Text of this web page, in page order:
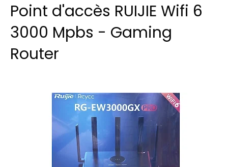
Point d'accès RUIJIE Wifi 6
3000 Mpbs - Gaming
Router